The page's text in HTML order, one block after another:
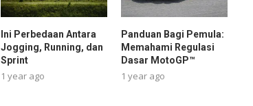
Ini Perbedaan Antara
Jogging, Running, dan
Sprint
1 year ago
Panduan Bagi Pemula:
Memahami Regulasi
Dasar MotoGP™
1 year ago